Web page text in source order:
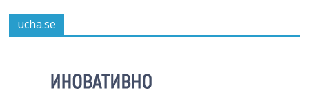
ucha.se